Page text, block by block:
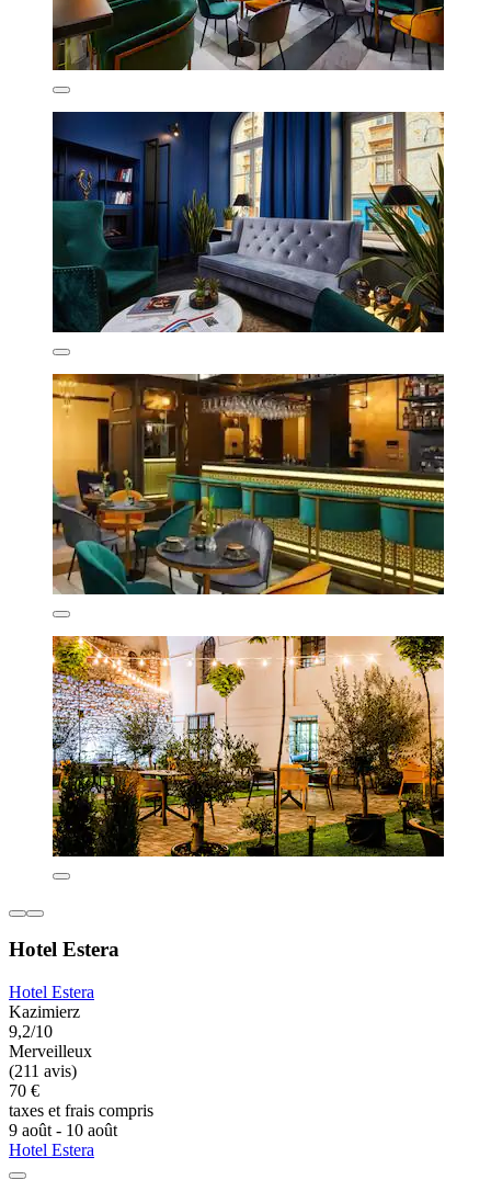
Hotel Estera
Hotel Estera
Kazimierz
9,2/10
Merveilleux
(211 avis)
70 €
taxes et frais compris
9 août - 10 août
Hotel Estera